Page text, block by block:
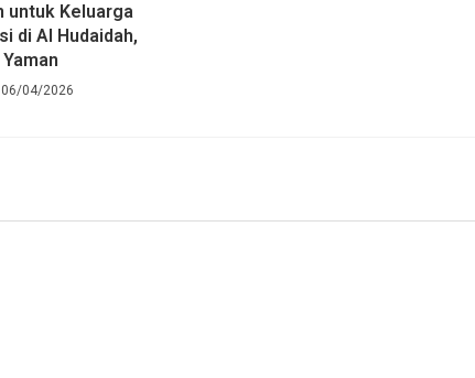
untuk Keluarga
di Al Hudaidah,
Yaman
06/04/2026